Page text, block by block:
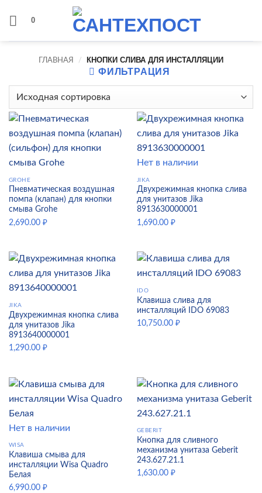
0
ГЛАВНАЯ / КНОПКИ СЛИВА ДЛЯ ИНСТАЛЛЯЦИИ
ФИЛЬТРАЦИЯ
GROHE
Пневматическая воздушная
помпа (клапан) для кнопки
смыва Grohe
2,690.00 ₽
Нет в наличии
JIKA
Двухрежимная кнопка слива
для унитазов Jika
8913630000001
1,690.00 ₽
JIKA
Двухрежимная кнопка слива
для унитазов Jika
8913640000001
1,290.00 ₽
IDO
Клавиша слива для
инсталляций IDO 69083
10,750.00 ₽
Нет в наличии
WISA
Клавиша смыва для
инсталляции Wisa Quadro
Белая
6,990.00 ₽
GEBERIT
Кнопка для сливного
механизма унитаза Geberit
243.627.21.1
1,630.00 ₽